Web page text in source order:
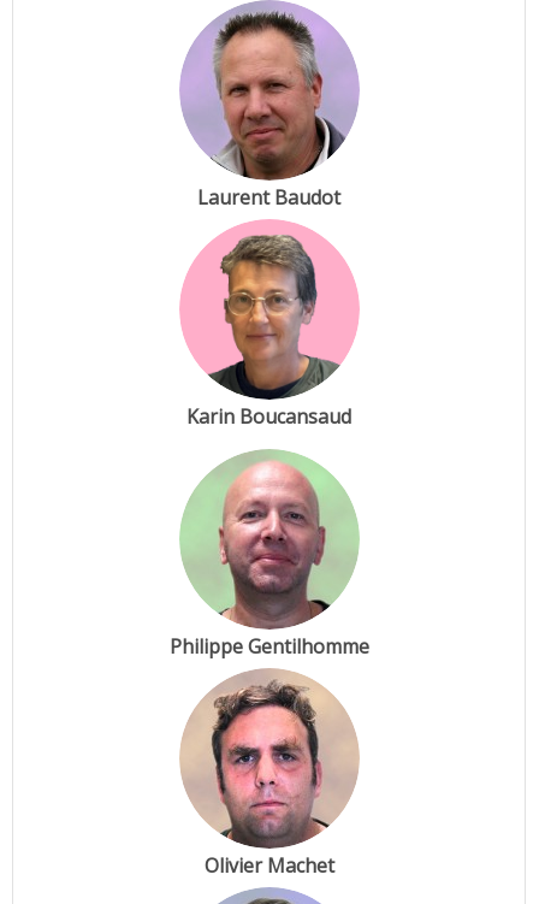
Laurent Baudot
Karin Boucansaud
Philippe Gentilhomme
Olivier Machet